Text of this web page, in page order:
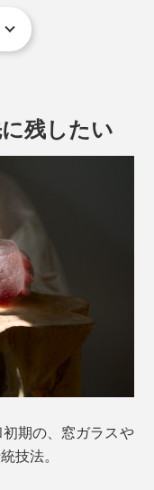
ンやスパークリン
。ハレの日の祝杯
時間に。
れば、おしゃれな
」を塗り、約40時
作られる接着剤。
ラスの表面がはじ
たような模様にな
残したい
期の、窓ガラスや
技法。